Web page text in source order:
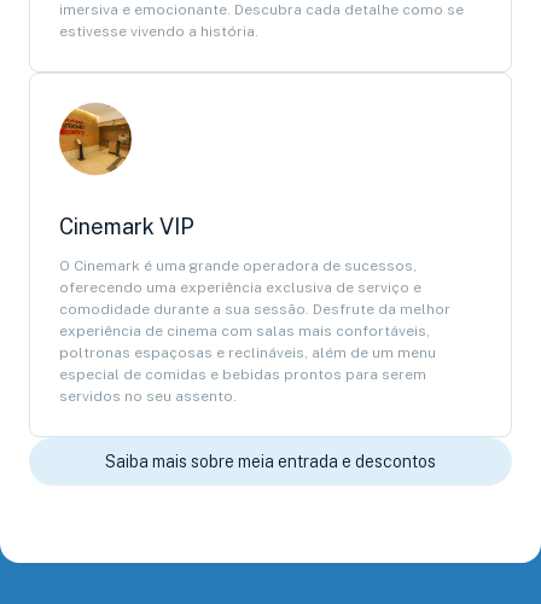
imersiva e emocionante. Descubra cada detalhe como se
estivesse vivendo a história.
Cinemark VIP
O Cinemark é uma grande operadora de sucessos,
oferecendo uma experiência exclusiva de serviço e
comodidade durante a sua sessão. Desfrute da melhor
experiência de cinema com salas mais confortáveis,
poltronas espaçosas e reclináveis, além de um menu
especial de comidas e bebidas prontos para serem
servidos no seu assento.
Saiba mais sobre meia entrada e descontos